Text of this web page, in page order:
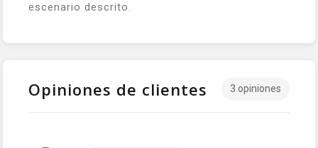
escenario descrito.
Opiniones de clientes 3 opiniones